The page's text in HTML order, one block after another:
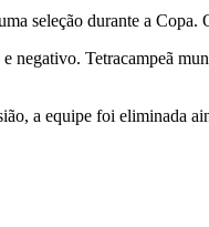
seleção durante a
Tetracampeã
a equipe foi eliminada